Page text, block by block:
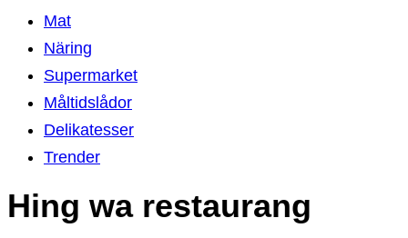
Mat
Näring
Supermarket
Måltidslådor
Delikatesser
Trender
Hing wa restaurang